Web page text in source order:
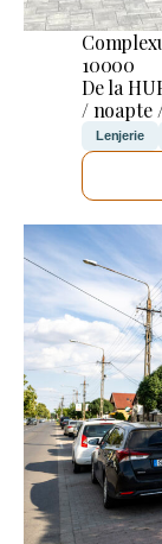
10000
De la
/ noapte
Lenjerie